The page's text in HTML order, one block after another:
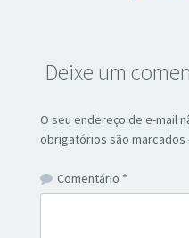
Deixe um
O seu endereço de e-mail
obrigatórios são marcados
Comentário *